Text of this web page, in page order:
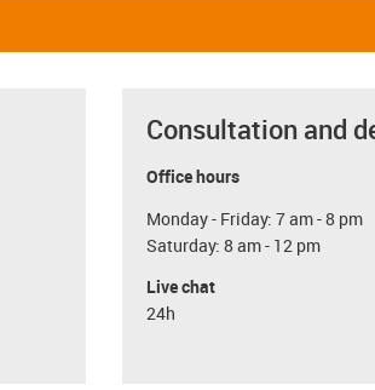
Consultation and
Office hours
Monday - Friday: 7 am - 8 pm
Saturday: 8 am - 12 pm
Live chat
24h